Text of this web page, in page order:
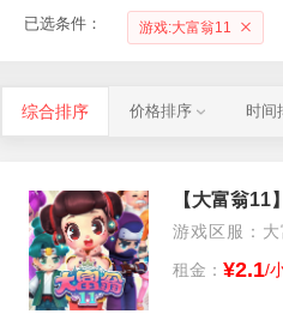
已选条件： 游戏:大富翁11
综合排序 价格排序 时间
游戏区服：
租金： ¥2.1/